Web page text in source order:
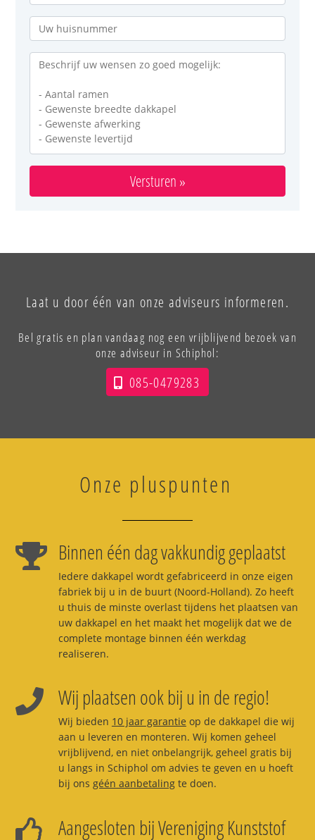
Versturen »
Laat u door één van onze adviseurs informeren.
Bel gratis en plan vandaag nog een vrijblijvend bezoek van
onze adviseur in Schiphol:
085-0479283
Onze pluspunten
Binnen één dag vakkundig geplaatst
Iedere dakkapel wordt gefabriceerd in onze eigen
fabriek bij u in de buurt (Noord-Holland). Zo heeft
u thuis de minste overlast tijdens het plaatsen van
uw dakkapel en het maakt het mogelijk dat we de
complete montage binnen één werkdag
realiseren.
Wij plaatsen ook bij u in de regio!
Wij bieden 10 jaar garantie op de dakkapel die wij
aan u leveren en monteren. Wij komen geheel
vrijblijvend, en niet onbelangrijk, geheel gratis bij
u langs in Schiphol om advies te geven en u hoeft
bij ons géén aanbetalingte doen.
Aangesloten bij Vereniging Kunststof